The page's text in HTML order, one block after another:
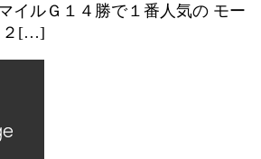
イルＧ１４勝で１番人気の モー
２[…]